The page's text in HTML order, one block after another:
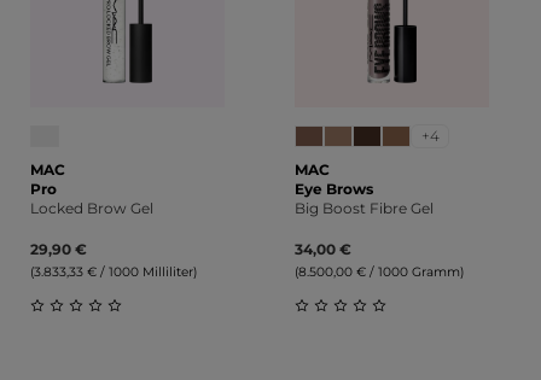
MAC
Pro
Locked Brow Gel
29,90 €
(3.833,33 € / 1000 Milliliter)
+4
MAC
Eye Brows
Big Boost Fibre Gel
34,00 €
(8.500,00 € / 1000 Gramm)